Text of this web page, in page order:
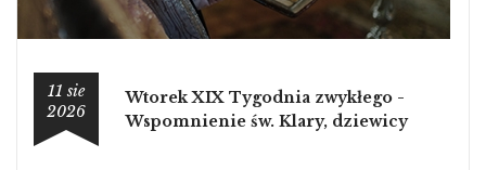
11 sie
2026
Wtorek XIX Tygodnia zwykłego -
Wspomnienie św. Klary, dziewicy